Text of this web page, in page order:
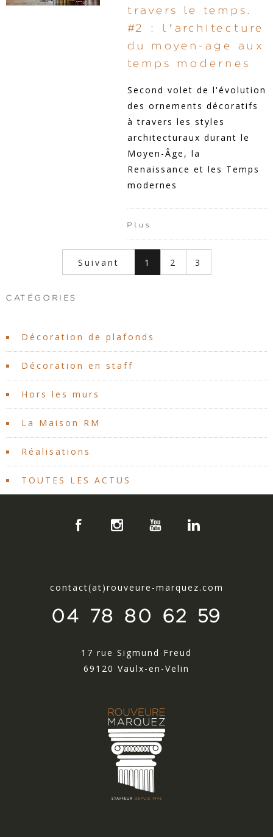
travers le temps.
#2 : l’architecture
du moyen-age aux
temps modernes
Second volet de l'évolution
des ornements décoratifs
à travers les styles
architecturaux durant le
Moyen-Âge, la
Renaissance et les Temps
modernes
Plus
Suivant 1 2 3
CATÉGORIES
Décoration de plafonds
Décoration en staff
Hors les murs
La Maison RM
Réalisations
TOUTES LES ACTUS
contact(at)rouveure-marquez.com
04 78 80 62 59
17 rue Sigmund Freud
69120 Vaulx-en-Velin